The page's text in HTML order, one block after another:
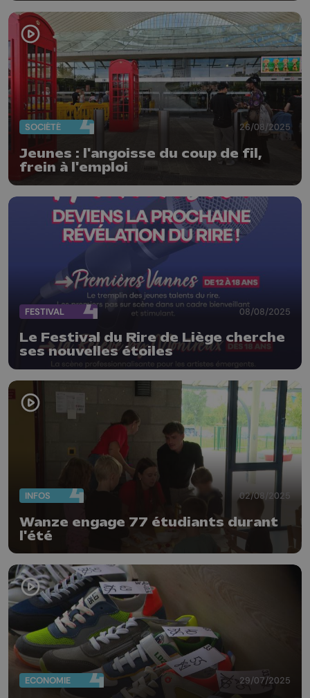
SOCIÉTÉ 26/08/2025
Jeunes : l'angoisse du coup de fil,
frein à l'emploi
FESTIVAL 08/08/2025
Le Festival du Rire de Liège cherche
ses nouvelles étoiles
INFOS 02/08/2025
Wanze engage 77 étudiants durant
l'été
ECONOMIE 29/07/2025